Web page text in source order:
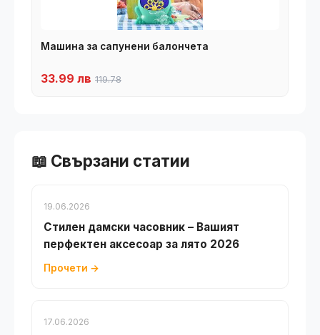
Машина за сапунени балончета
33.99 лв 119.78
📖 Свързани статии
19.06.2026
Стилен дамски часовник – Вашият
перфектен аксесоар за лято 2026
Прочети →
17.06.2026